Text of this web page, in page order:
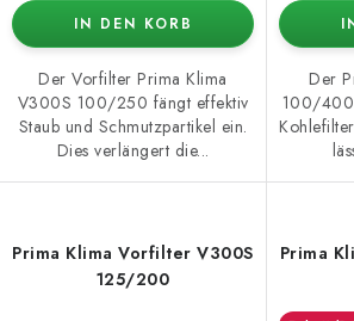
IN DEN KORB
Der Vorfilter Prima Klima
V300S 100/250 fängt effektiv
Staub und Schmutzpartikel ein.
Dies verlängert die...
Der
100/400
Prima Klima Vorfilter V300S
125/200
Prima